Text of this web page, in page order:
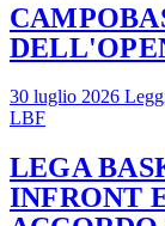
30 luglio 2026
LBF
LEGA
INFRONT